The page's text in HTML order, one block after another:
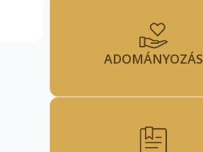
ADOMÁNYOZÁS